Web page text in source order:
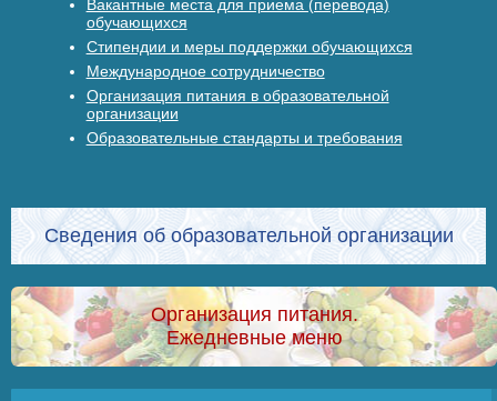
Вакантные места для приема (перевода)
обучающихся
Стипендии и меры поддержки обучающихся
Международное сотрудничество
Организация питания в образовательной
организации
Образовательные стандарты и требования
Сведения об образовательной организации
Организация питания.
Ежедневные меню